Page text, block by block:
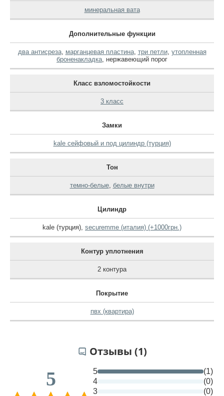
минеральная вата
Дополнительные функции
два антисреза, марганцевая пластина, три петли, утопленная
броненакладка нержавеющий порог
Класс взломостойкости
3 класс
Замки
kale сейфовый и под цилиндр (турция)
Тон
темно-белые, белые внутри
Цилиндр
kale (турция) securemme (италия) (+1000грн.)
Контур уплотнения
2 контура
Покрытие
пвх (квартира)
Отзывы (1)
5 5
(1)
4
(0)
3
(0)